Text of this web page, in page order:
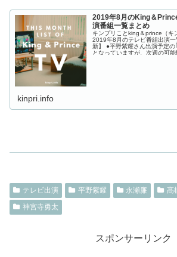
2019年8月のKing＆
演番組一覧まとめ
キンプリことking＆prince（キ
2019年8月のテレビ番組出演一覧
新】 ●平野紫耀さん出演予定の
となっていますが、次週の可
kinpri.info
テレビ出演 平野紫耀 永瀬廉 髙
神宮寺勇太
スポンサーリンク